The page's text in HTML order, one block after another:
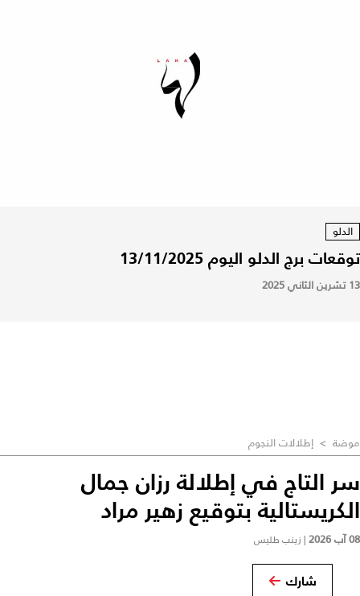
الدلو
توقعات برج الدلو اليوم 13/11/2025
13 تشرين الثاني 2025
موضة > إطلالات النجوم
سر التاج في إطلالة رزان جمال
الكريستالية بتوقيع زهير مراد
08 آب 2026 | زينب طليس
شارك